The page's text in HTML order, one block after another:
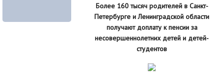
Более 160 тысяч родителей в Санкт-
Петербурге и Ленинградской области
получают доплату к пенсии за
несовершеннолетних детей и детей-
студентов